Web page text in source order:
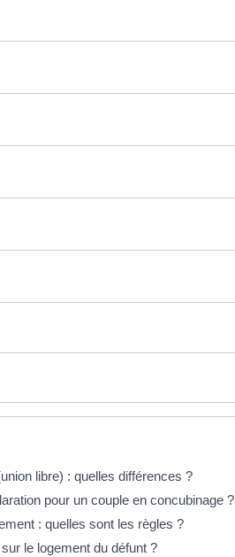
libre) : quelles différences ?
pour un couple en concubinage ?
: quelles sont les règles ?
le logement du défunt ?